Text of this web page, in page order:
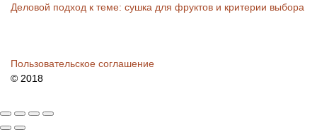
Деловой подход к теме: сушка для фруктов и критерии выбора
Пользовательское соглашение
© 2018